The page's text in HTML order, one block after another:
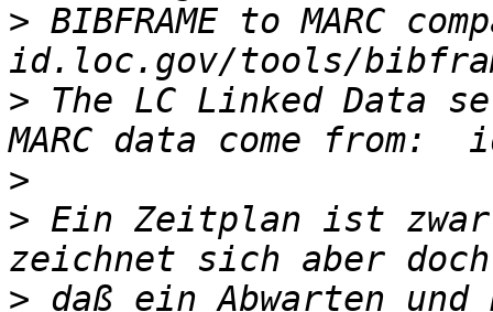
> BIBFRAME to MARC
> The LC Linked Data
>
> Ein Zeitplan ist
> daß ein Abwarten und